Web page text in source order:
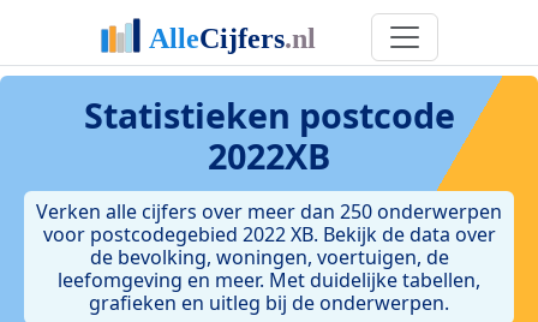
Statistieken postcode
2022XB
Verken alle cijfers over meer dan 250 onderwerpen
voor postcodegebied 2022 XB. Bekijk de data over
de bevolking, woningen, voertuigen, de
leefomgeving en meer. Met duidelijke tabellen,
grafieken en uitleg bij de onderwerpen.